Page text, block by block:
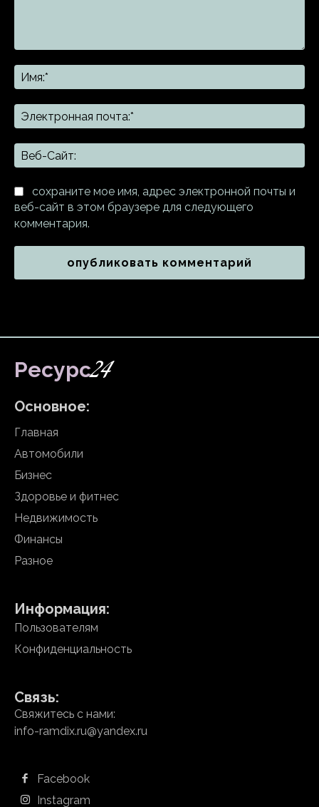
сохраните мое имя, адрес электронной почты и
веб-сайт в этом браузере для следующего
комментария.
Ресурс24
Основное:
Главная
Автомобили
Бизнес
Здоровье и фитнес
Недвижимость
Финансы
Разное
Информация:
Пользователям
Конфиденциальность
Связь:
Свяжитесь с нами:
info-ramdix.ru@yandex.ru
Facebook
Instagram